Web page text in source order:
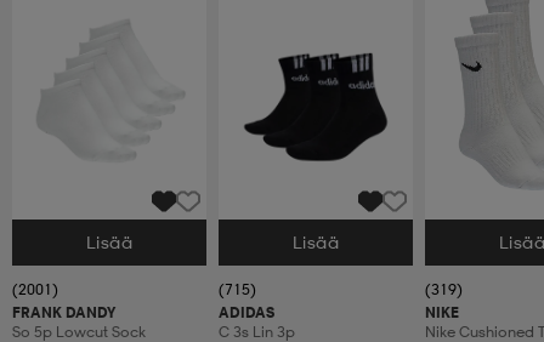
Valitse Koko
Lisää
(2001)
FRANK DANDY
So 5p Lowcut Sock
Valitse Koko
Lisää
(715)
ADIDAS
C 3s Lin 3p
Valitse Koko
(319)
NIKE
Nike Cushioned